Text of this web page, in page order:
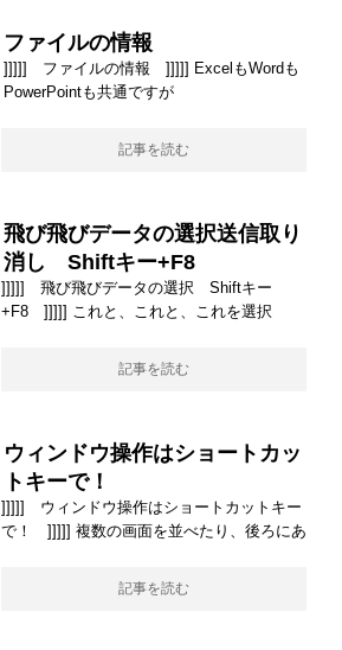
ファイルの情報
]]]]] ファイルの情報 ]]]]] ExcelもWordも
PowerPointも共通ですが
記事を読む
飛び飛びデータの選択送信取り
消し Shiftキー+F8
]]]]] 飛び飛びデータの選択 Shiftキー
+F8 ]]]]] これと、これと、これを選択
記事を読む
ウィンドウ操作はショートカッ
トキーで！
]]]]] ウィンドウ操作はショートカットキー
で！ ]]]]] 複数の画面を並べたり、後ろにあ
記事を読む